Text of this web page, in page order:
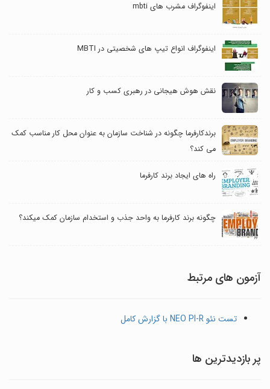
اینفوگراف مشرب های mbti
اینفوگراف انواع تیپ های شخصیتی در MBTI
نقش هوش هیجانی در رهبری کسب و کار
برندکارفرما چگونه در شناخت سازمان به عنوان محل کار مناسب کمک
می کند؟
راه های ایجاد برند کارفرما
چگونه برند کارفرما به واحد جذب و استخدام سازمان کمک میکند؟
آزمون های مرتبط
تست نئو NEO PI-R با گزارش کامل
پر بازدیدترین ها